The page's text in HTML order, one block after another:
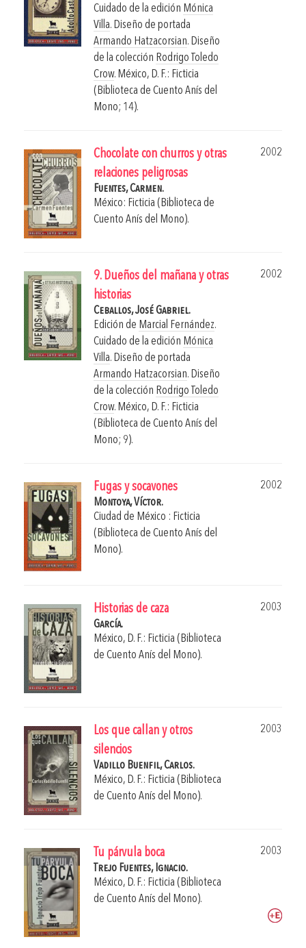
Cuidado de la edición Mónica
Villa. Diseño de portada
Armando Hatzacorsian. Diseño
de la colección Rodrigo Toledo
Crow. México, D. F.: Ficticia
(Biblioteca de Cuento Anís del
Mono; 14).
Chocolate con churros y otras
relaciones peligrosas
2002
Fuentes, Carmen.
México: Ficticia (Biblioteca de
Cuento Anís del Mono).
9. Dueños del mañana y otras
historias
2002
Ceballos, José Gabriel.
Edición de Marcial Fernández.
Cuidado de la edición Mónica
Villa. Diseño de portada
Armando Hatzacorsian. Diseño
de la colección Rodrigo Toledo
Crow. México, D. F.: Ficticia
(Biblioteca de Cuento Anís del
Mono; 9).
Fugas y socavones
2002
Montoya, Víctor.
Ciudad de México : Ficticia
(Biblioteca de Cuento Anís del
Mono).
Historias de caza
2003
García.
México, D. F.: Ficticia (Biblioteca
de Cuento Anís del Mono).
Los que callan y otros
silencios
2003
Vadillo Buenfil, Carlos.
México, D. F.: Ficticia (Biblioteca
de Cuento Anís del Mono).
Tu párvula boca
2003
Trejo Fuentes, Ignacio.
México, D. F.: Ficticia (Biblioteca
de Cuento Anís del Mono).